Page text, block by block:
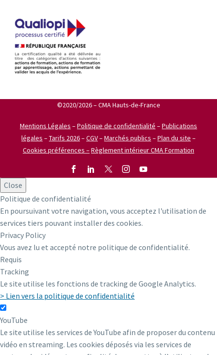
©2020/2026 – CMA Hauts-de-France
Mentions Légales –Politique de confidentialité –Publications
légales –Tarifs 2026–CGV–Marchés publics –Plan du site –
Cookies préférences –Règlement intérieur CMA Formation
Close
Politique de confidentialité
En poursuivant votre navigation, vous acceptez l'utilisation de
services tiers pouvant installer des cookies.
Privacy Policy
Vous avez lu et accepté notre politique de confidentialité.
Requis
Tracking
Le site utilise les fonctions de tracking de Google Analytics.
> Lien vers la politique de confidentialité
YouTube
Le site utilise les services de YouTube afin de proposer du contenu
vidéo en streaming. Les cookies déposés via les services de